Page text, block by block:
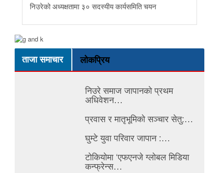
निउरेको अध्यक्षतामा ३० सदस्यीय कार्यसमिति चयन
ताजा समाचार लोकप्रिय
निउरे समाज जापानको प्रथम
अधिवेशन…
प्रवास र मातृभूमिको सञ्चार सेतु:…
घुम्टे युवा परिवार जापान :…
टोकियोमा ‘एफएनजे ग्लोबल मिडिया
कन्फ्रेन्स…